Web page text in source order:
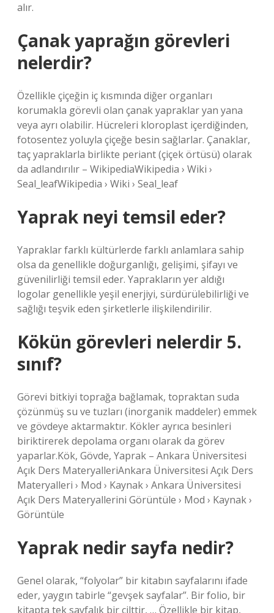
alır.
Çanak yaprağın görevleri
nelerdir?
Özellikle çiçeğin iç kısmında diğer organları
korumakla görevli olan çanak yapraklar yan yana
veya ayrı olabilir. Hücreleri kloroplast içerdiğinden,
fotosentez yoluyla çiçeğe besin sağlarlar. Çanaklar,
taç yapraklarla birlikte periant (çiçek örtüsü) olarak
da adlandırılır – WikipediaWikipedia › Wiki ›
Seal_leafWikipedia › Wiki › Seal_leaf
Yaprak neyi temsil eder?
Yapraklar farklı kültürlerde farklı anlamlara sahip
olsa da genellikle doğurganlığı, gelişimi, şifayı ve
güvenilirliği temsil eder. Yaprakların yer aldığı
logolar genellikle yeşil enerjiyi, sürdürülebilirliği ve
sağlığı teşvik eden şirketlerle ilişkilendirilir.
Kökün görevleri nelerdir 5.
sınıf?
Görevi bitkiyi toprağa bağlamak, topraktan suda
çözünmüş su ve tuzları (inorganik maddeler) emmek
ve gövdeye aktarmaktır. Kökler ayrıca besinleri
biriktirerek depolama organı olarak da görev
yaparlar.Kök, Gövde, Yaprak – Ankara Üniversitesi
Açık Ders MateryalleriAnkara Üniversitesi Açık Ders
Materyalleri › Mod › Kaynak › Ankara Üniversitesi
Açık Ders Materyallerini Görüntüle › Mod › Kaynak ›
Görüntüle
Yaprak nedir sayfa nedir?
Genel olarak, “folyolar” bir kitabın sayfalarını ifade
eder, yaygın tabirle “gevşek sayfalar”. Bir folio, bir
kitapta tek sayfalık bir cilttir, … Özellikle bir kitap,